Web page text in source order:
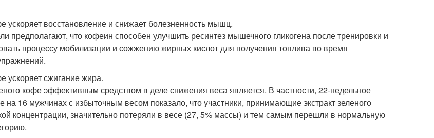
ускоряет восстановление и снижает болезненность мышц.
предполагают, что кофеин способен улучшить ресинтез мышечного гликогена после тренировки и
процессу мобилизации и сожжению жирных кислот для получения топлива во время
ускоряет сжигание жира.
кофе эффективным средством в деле снижения веса является. В частности, 22-недельное
на 16 мужчинах с избыточным весом показало, что участники, принимающие экстракт зеленого
концентрации, значительно потеряли в весе (27, 5% массы) и тем самым перешли в нормальную